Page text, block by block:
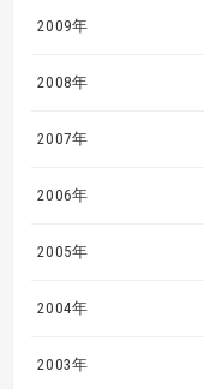
2009年
2008年
2007年
2006年
2005年
2004年
2003年